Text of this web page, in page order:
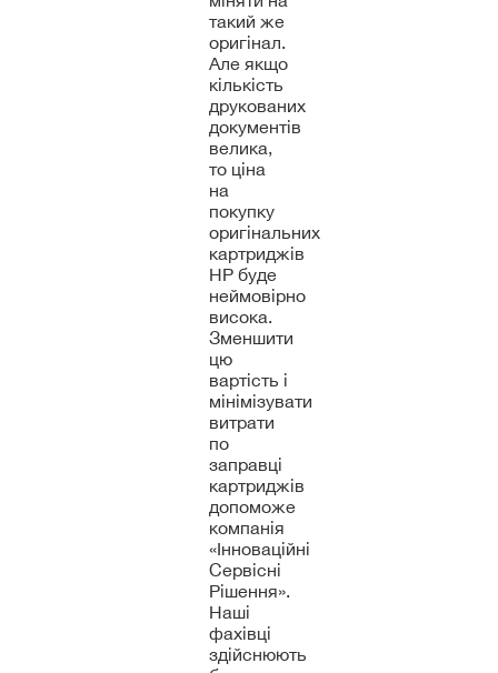
такий же
оригінал.
Але якщо
кількість
друкованих
документів
велика,
то ціна
на
покупку
оригінальних
картриджів
HP буде
неймовірно
висока.
Зменшити
цю
вартість і
мінімізувати
витрати
по
заправці
картриджів
допоможе
компанія
«Інноваційні
Сервісні
Рішення».
Наші
фахівці
здійснюють